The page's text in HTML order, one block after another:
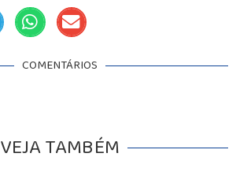
COMENTÁRIOS
VEJA TAMBÉM